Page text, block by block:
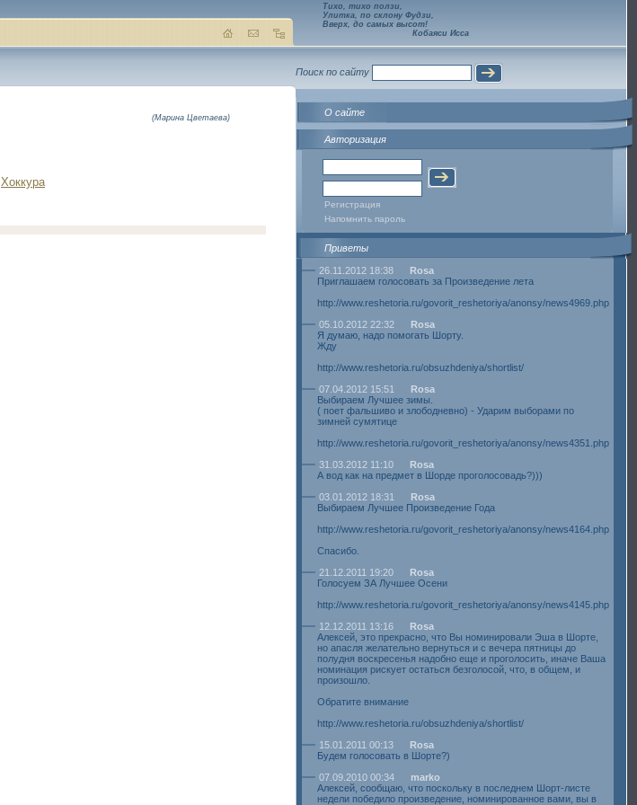
(Марина Цветаева)
Хоккура
Тихо, тихо ползи,
Улитка, по склону Фудзи,
Вверх, до самых высот!
Кобаяси Исса
Поиск по сайту
О сайте
Авторизация
Регистрация
Напомнить пароль
Приветы
26.11.2012 18:38
Rosa
Приглашаем голосовать за Произведение лета
http://www.reshetoria.ru/govorit_reshetoriya/anonsy/news4969.php
05.10.2012 22:32
Rosa
Я думаю, надо помогать Шорту.
Жду
http://www.reshetoria.ru/obsuzhdeniya/shortlist/
07.04.2012 15:51
Rosa
Выбираем Лучшее зимы.
( поет фальшиво и злободневно) - Ударим выборами по
зимней сумятице
http://www.reshetoria.ru/govorit_reshetoriya/anonsy/news4351.php
31.03.2012 11:10
Rosa
А вод как на предмет в Шорде проголосовадь?)))
03.01.2012 18:31
Rosa
Выбираем Лучшее Произведение Года
http://www.reshetoria.ru/govorit_reshetoriya/anonsy/news4164.php
Спасибо.
21.12.2011 19:20
Rosa
Голосуем ЗА Лучшее Осени
http://www.reshetoria.ru/govorit_reshetoriya/anonsy/news4145.php
12.12.2011 13:16
Rosa
Алексей, это прекрасно, что Вы номинировали Эша в Шорте,
но апасля желательно вернуться и с вечера пятницы до
полудня воскресенья надобно еще и проголосить, иначе Ваша
номинация рискует остаться безголосой, что, в общем, и
произошло.
Обратите внимание
http://www.reshetoria.ru/obsuzhdeniya/shortlist/
15.01.2011 00:13
Rosa
Будем голосовать в Шорте?)
07.09.2010 00:34
marko
Алексей, сообщаю, что поскольку в последнем Шорт-листе
недели победило произведение, номинированное вами, вы в